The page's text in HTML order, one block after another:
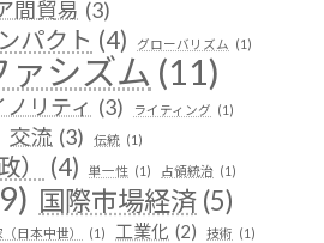
間貿易 (3)
パクト (4) グローバリズム (1)
ァシズム (11)
ノリティ (3) ライティング (1)
交流 (3) 伝統 (1)
） (4) 単一性 (1) 占領統治 (1)
国際市場経済 (5)
（日本中世） (1) 工業化 (2) 技術 (1)